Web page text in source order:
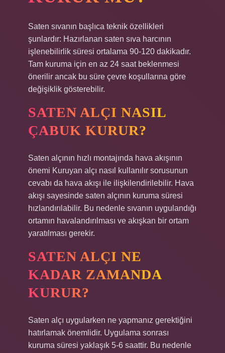
Saten sıvanın başlıca teknik özellikleri
şunlardır: Hazırlanan saten sıva harcının
işlenebilirlik süresi ortalama 90-120 dakikadır.
Tam kuruma için en az 24 saat beklenmesi
önerilir ancak bu süre çevre koşullarına göre
değişiklik gösterebilir.
SATEN ALÇI NASIL
ÇABUK KURUR?
Saten alçının hızlı montajında ​​hava akışının
önemi Kuruyan alçı nasıl kullanılır sorusunun
cevabı da hava akışı ile ilişkilendirilebilir. Hava
akışı sayesinde saten alçının kuruma süresi
hızlandırılabilir. Bu nedenle sıvanın uygulandığı
ortamın havalandırılması ve akışkan bir ortam
yaratılması gerekir.
SATEN ALÇI NE
KADAR ZAMANDA
KURUR?
Saten alçı uygularken ne yapmanız gerektiğini
hatırlamak önemlidir. Uygulama sonrası
kuruma süresi yaklaşık 5-6 saattir. Bu nedenle